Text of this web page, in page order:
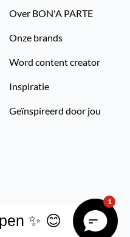
Over BON'A PARTE
Onze brands
Word content creator
Inspiratie
Geïnspireerd door jou
1
✨ 😊